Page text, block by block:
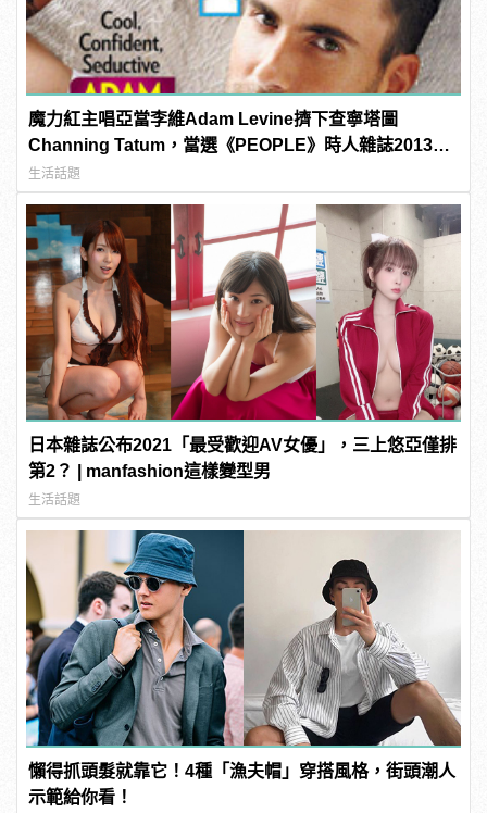
魔力紅主唱亞當李維Adam Levine擠下查寧塔圖
Channing Tatum，當選《PEOPLE》時人雜誌2013年
最性感男人！
生活話題
日本雜誌公布2021「最受歡迎AV女優」，三上悠亞僅排
第2？ | manfashion這樣變型男
生活話題
懶得抓頭髮就靠它！4種「漁夫帽」穿搭風格，街頭潮人
示範給你看！